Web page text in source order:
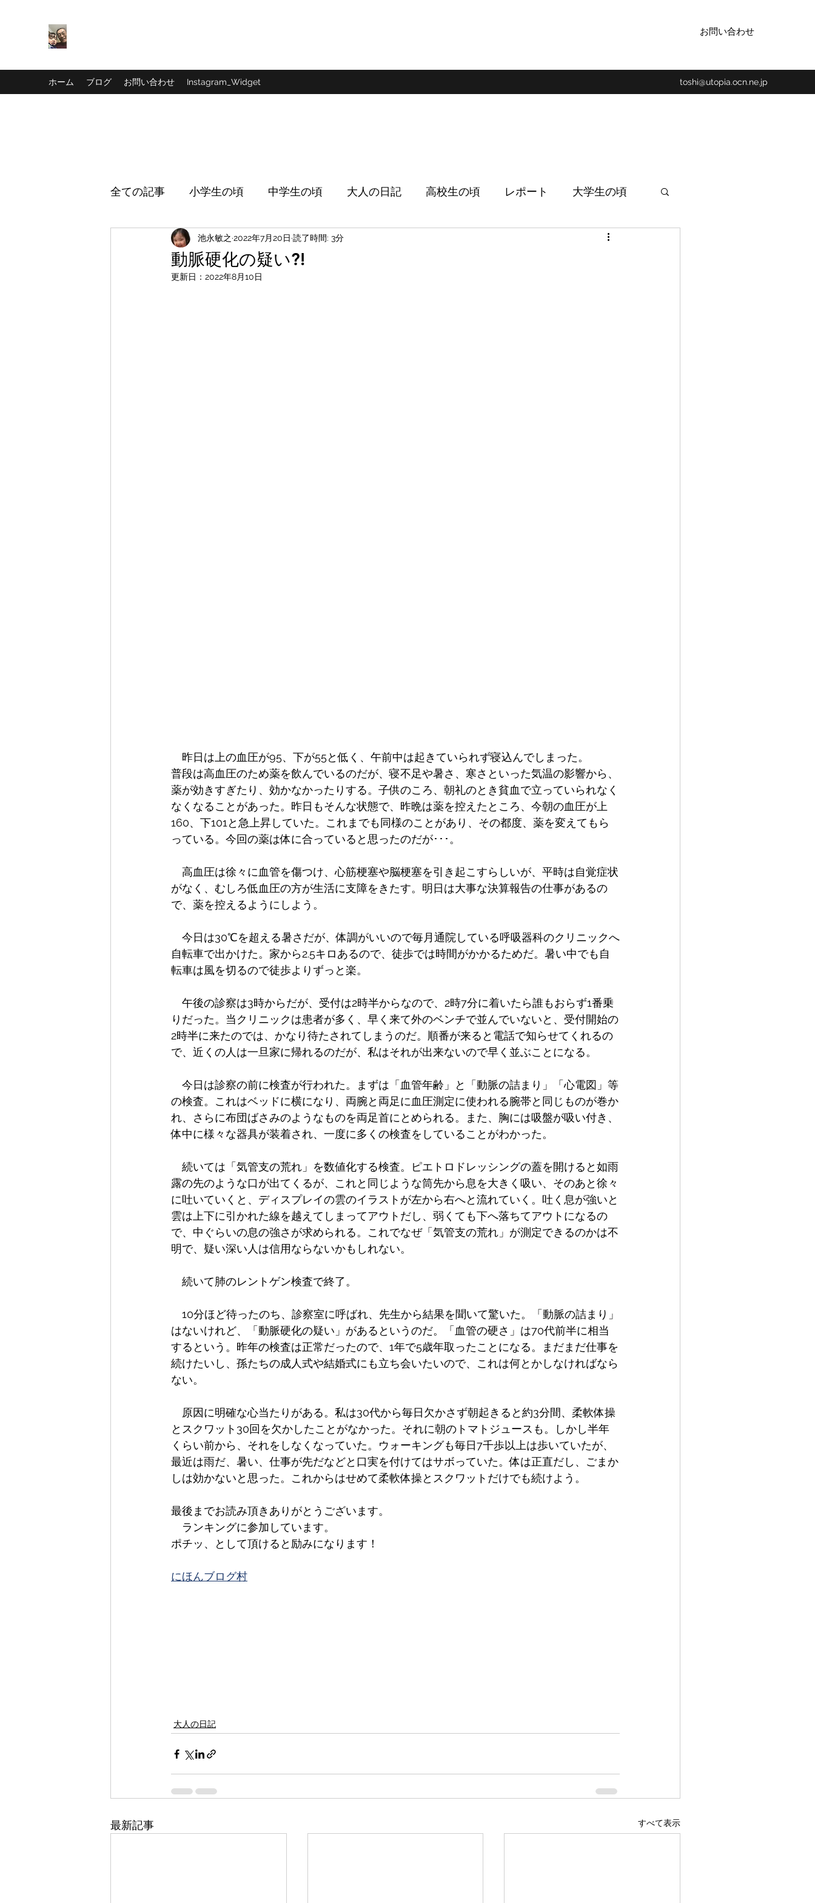
お問い合わせ
ホーム ブログ お問い合わせ Instagram_Widget toshi@utopia.ocn.ne.jp
全ての記事 小学生の頃 中学生の頃 大人の日記 高校生の頃 レポート 大学生の頃
動脈硬化の疑い?!
池永敏之 2022年7月20日 読了時間: 3分
更新日： 2022年8月10日
昨日は上の血圧が95、下が55と低く、午前中は起きていられず寝込んでしまった。
普段は高血圧のため薬を飲んでいるのだが、寝不足や暑さ、寒さといった気温の影響から、
薬が効きすぎたり、効かなかったりする。子供のころ、朝礼のとき貧血で立っていられなく
なくなることがあった。昨日もそんな状態で、昨晩は薬を控えたところ、今朝の血圧が上
160、下101と急上昇していた。これまでも同様のことがあり、その都度、薬を変えてもら
っている。今回の薬は体に合っていると思ったのだが･･･。
高血圧は徐々に血管を傷つけ、心筋梗塞や脳梗塞を引き起こすらしいが、平時は自覚症状
がなく、むしろ低血圧の方が生活に支障をきたす。明日は大事な決算報告の仕事があるの
で、薬を控えるようにしよう。
今日は30℃を超える暑さだが、体調がいいので毎月通院している呼吸器科のクリニックへ
自転車で出かけた。家から2.5キロあるので、徒歩では時間がかかるためだ。暑い中でも自
転車は風を切るので徒歩よりずっと楽。
午後の診察は3時からだが、受付は2時半からなので、2時7分に着いたら誰もおらず1番乗
りだった。当クリニックは患者が多く、早く来て外のベンチで並んでいないと、受付開始の
2時半に来たのでは、かなり待たされてしまうのだ。順番が来ると電話で知らせてくれるの
で、近くの人は一旦家に帰れるのだが、私はそれが出来ないので早く並ぶことになる。
今日は診察の前に検査が行われた。まずは「血管年齢」と「動脈の詰まり」「心電図」等
の検査。これはベッドに横になり、両腕と両足に血圧測定に使われる腕帯と同じものが巻か
れ、さらに布団ばさみのようなものを両足首にとめられる。また、胸には吸盤が吸い付き、
体中に様々な器具が装着され、一度に多くの検査をしていることがわかった。
続いては「気管支の荒れ」を数値化する検査。ピエトロドレッシングの蓋を開けると如雨
露の先のような口が出てくるが、これと同じような筒先から息を大きく吸い、そのあと徐々
に吐いていくと、ディスプレイの雲のイラストが左から右へと流れていく。吐く息が強いと
雲は上下に引かれた線を越えてしまってアウトだし、弱くても下へ落ちてアウトになるの
で、中ぐらいの息の強さが求められる。これでなぜ「気管支の荒れ」が測定できるのかは不
明で、疑い深い人は信用ならないかもしれない。
続いて肺のレントゲン検査で終了。
10分ほど待ったのち、診察室に呼ばれ、先生から結果を聞いて驚いた。「動脈の詰まり」
はないけれど、「動脈硬化の疑い」があるというのだ。「血管の硬さ」は70代前半に相当
するという。昨年の検査は正常だったので、1年で5歳年取ったことになる。まだまだ仕事を
続けたいし、孫たちの成人式や結婚式にも立ち会いたいので、これは何とかしなければなら
ない。
原因に明確な心当たりがある。私は30代から毎日欠かさず朝起きると約3分間、柔軟体操
とスクワット30回を欠かしたことがなかった。それに朝のトマトジュースも。しかし半年
くらい前から、それをしなくなっていた。ウォーキングも毎日7千歩以上は歩いていたが、
最近は雨だ、暑い、仕事が先だなどと口実を付けてはサボっていた。体は正直だし、ごまか
しは効かないと思った。これからはせめて柔軟体操とスクワットだけでも続けよう。
最後までお読み頂きありがとうございます。
ランキングに参加しています。
ポチッ、として頂けると励みになります！
にほんブログ村
大人の日記
最新記事 すべて表示